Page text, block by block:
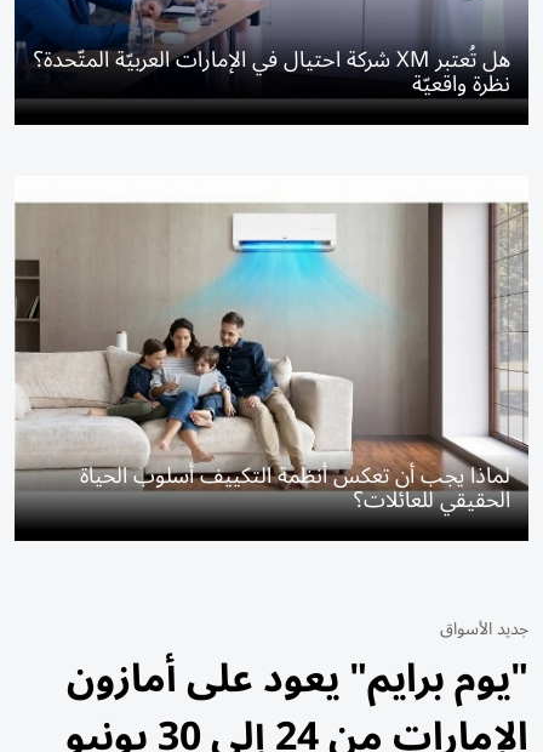
هل تُعتبر XM شركة احتيال في الإمارات العربيّة المتّحدة؟
نظرة واقعيّة
لماذا يجب أن تعكس أنظمة التكييف أسلوب الحياة
الحقيقي للعائلات؟
جديد الأسواق
"يوم برايم" يعود على أمازون